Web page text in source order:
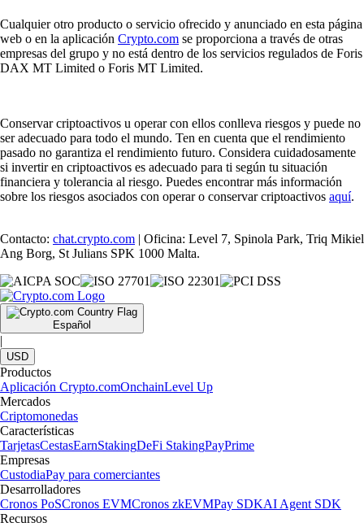
Cualquier otro producto o servicio ofrecido y anunciado en esta página
web o en la aplicación Crypto.com se proporciona a través de otras
empresas del grupo y no está dentro de los servicios regulados de Foris
DAX MT Limited o Foris MT Limited.
Conservar criptoactivos u operar con ellos conlleva riesgos y puede no
ser adecuado para todo el mundo. Ten en cuenta que el rendimiento
pasado no garantiza el rendimiento futuro. Considera cuidadosamente
si invertir en criptoactivos es adecuado para ti según tu situación
financiera y tolerancia al riesgo. Puedes encontrar más información
sobre los riesgos asociados con operar o conservar criptoactivos aquí.
Contacto: chat.crypto.com | Oficina: Level 7, Spinola Park, Triq Mikiel
Ang Borg, St Julians SPK 1000 Malta.
Español
|
USD
Productos
Aplicación Crypto.comOnchainLevel Up
Mercados
Criptomonedas
Características
TarjetasCestasEarnStakingDeFi StakingPayPrime
Empresas
CustodiaPay para comerciantes
Desarrolladores
Cronos PoSCronos EVMCronos zkEVMPay SDKAI Agent SDK
Recursos